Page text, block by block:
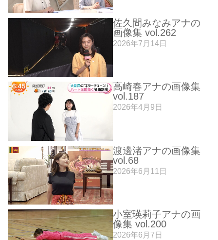
佐久間みなみアナの
画像集 vol.262
2026年7月14日
高崎春アナの画像集
vol.187
2026年4月9日
渡邊渚アナの画像集
vol.68
2026年6月11日
小室瑛莉子アナの画
像集 vol.200
2026年6月7日